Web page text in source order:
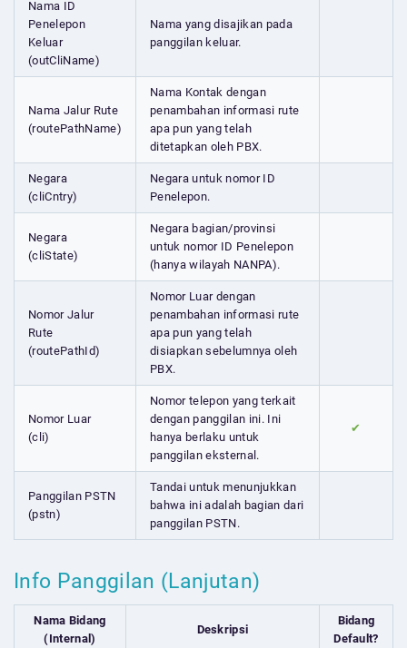
Nama ID
Penelepon
Keluar
(outCliName)
Nama yang disajikan pada
panggilan keluar.
Nama Jalur Rute
(routePathName)
Nama Kontak dengan
penambahan informasi rute
apa pun yang telah
ditetapkan oleh PBX.
Negara
(cliCntry)
Negara untuk nomor ID
Penelepon.
Negara
(cliState)
Negara bagian/provinsi
untuk nomor ID Penelepon
(hanya wilayah NANPA).
Nomor Jalur
Rute
(routePathId)
Nomor Luar dengan
penambahan informasi rute
apa pun yang telah
disiapkan sebelumnya oleh
PBX.
Nomor Luar
(cli)
Nomor telepon yang terkait
dengan panggilan ini. Ini
hanya berlaku untuk
panggilan eksternal.
✔
Panggilan PSTN
(pstn)
Tandai untuk menunjukkan
bahwa ini adalah bagian dari
panggilan PSTN.
Info Panggilan (Lanjutan)
Nama Bidang
(Internal)
Deskripsi
Bidang
Default?